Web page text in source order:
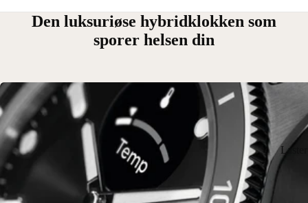
Den luksuriøse hybridklokken som
sporer helsen din